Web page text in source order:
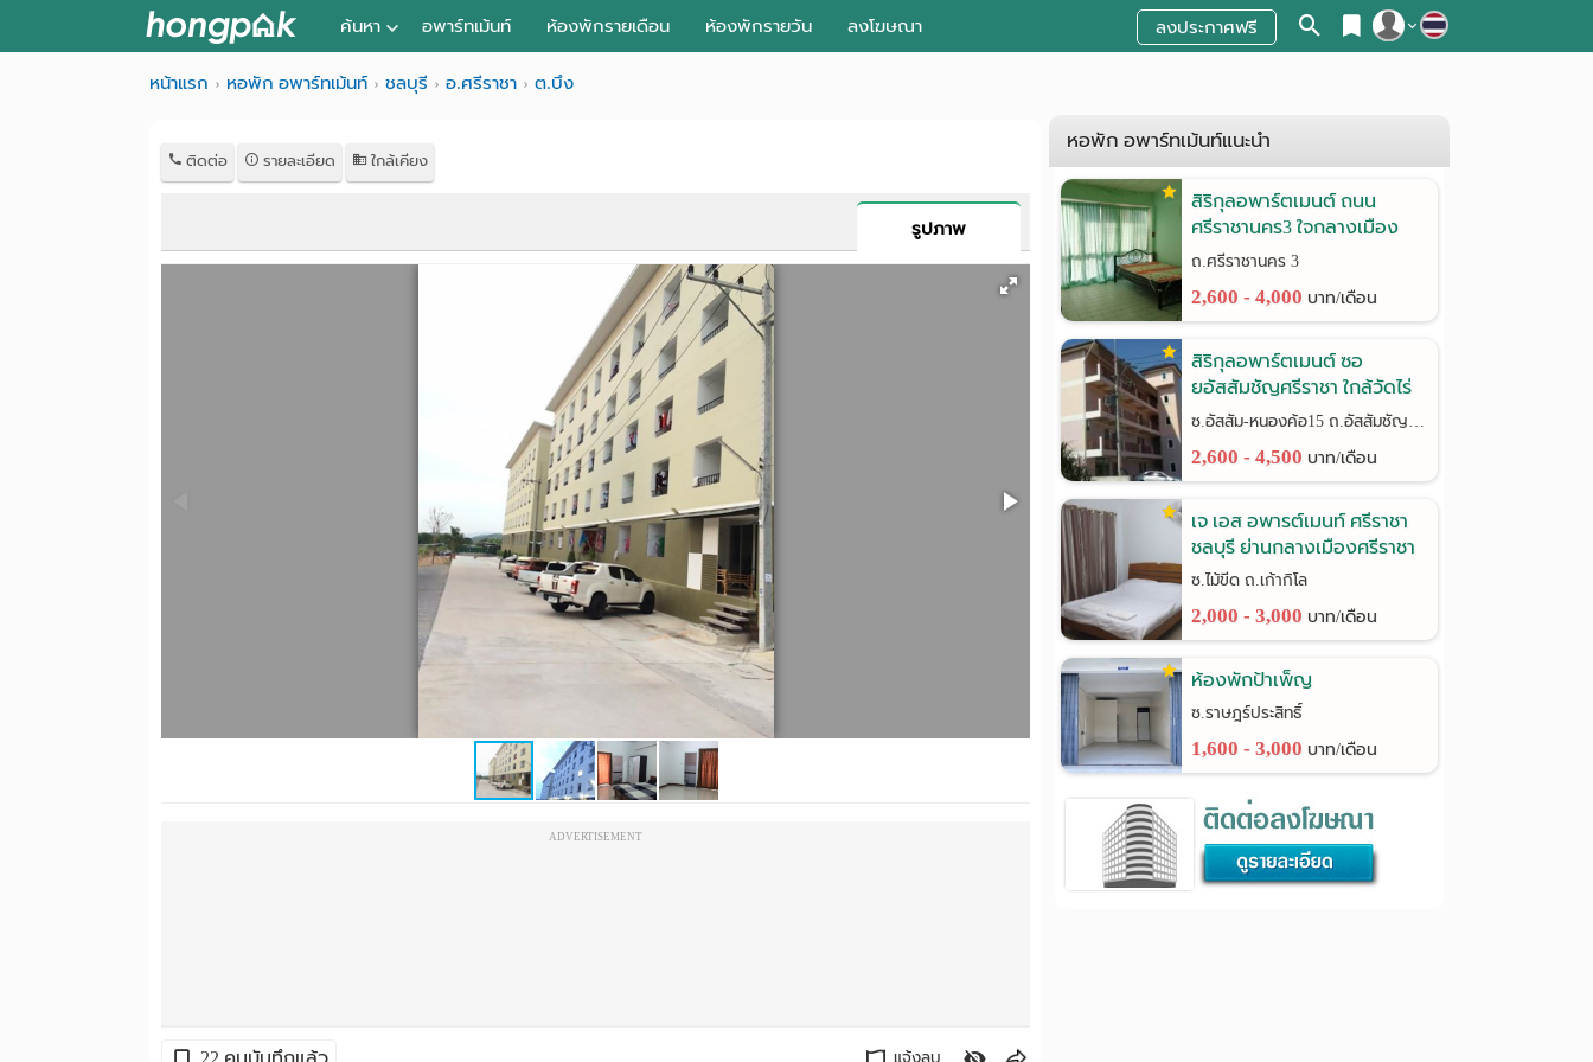
ค้นหา
หอพัก ใกล้ฉัน
อพาร์ทเม้นท์ ห้องพักรายเดือน ห้องพักรายวัน ลงโฆษณา ลงประกาศฟรี
หน้าแรก หอพัก อพาร์ทเม้นท์ ชลบุรี อ.ศรีราชา ต.บึง
ติดต่อ รายละเอียด ใกล้เคียง
รูปภาพ
ADVERTISEMENT
22 คนบันทึกแล้ว แจ้งลบ
หอพัก อพาร์ทเม้นท์แนะนำ
สิริกุลอพาร์ตเมนต์ ถนน
ศรีราชานคร3 ใจกลางเมือง
ศรีราชา
ถ.ศรีราชานคร 3
2,600 - 4,000 บาท/เดือน
สิริกุลอพาร์ตเมนต์ ซอ
ยอัสสัมชัญศรีราชา ใกล้วัดไร่
กล้วย
ซ.อัสสัม-หนองค้อ15 ถ.อัสสัมชัญ-หนองค้อ(ทางหลวง3241)
2,600 - 4,500 บาท/เดือน
เจ เอส อพารต์เมนท์ ศรีราชา
ชลบุรี ย่านกลางเมืองศรีราชา
ซ.ไม้ขีด ถ.เก้ากิโล
2,000 - 3,000 บาท/เดือน
ห้องพักป้าเพ็ญ
ซ.ราษฎร์ประสิทธิ์
1,600 - 3,000 บาท/เดือน